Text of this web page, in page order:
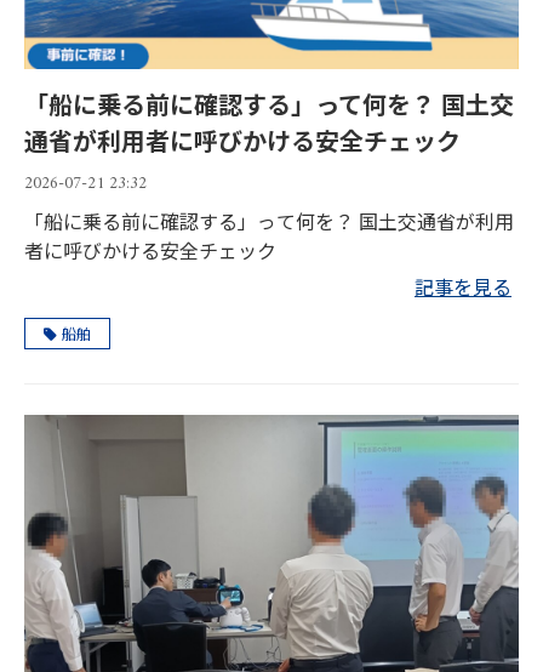
「船に乗る前に確認する」って何を？ 国土交
通省が利用者に呼びかける安全チェック
2026-07-21 23:32
「船に乗る前に確認する」って何を？ 国土交通省が利用
者に呼びかける安全チェック
記事を見る
船舶